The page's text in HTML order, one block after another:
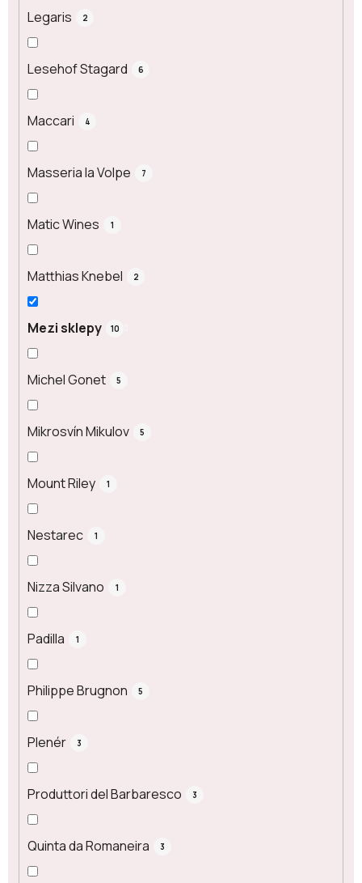
Legaris 2
Lesehof Stagard 6
Maccari 4
Masseria la Volpe 7
Matic Wines 1
Matthias Knebel 2
Mezi sklepy 10
Michel Gonet 5
Mikrosvín Mikulov 5
Mount Riley 1
Nestarec 1
Nizza Silvano 1
Padilla 1
Philippe Brugnon 5
Plenér 3
Produttori del Barbaresco 3
Quinta da Romaneira 3